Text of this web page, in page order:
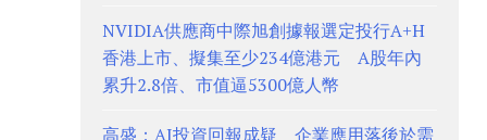
NVIDIA供應商中際旭創據報選定投行A+H
香港上市、擬集至少234億港元 A股年內
累升2.8倍、市值逼5300億人幣
高盛：AI投資回報成疑 企業應用落後於需